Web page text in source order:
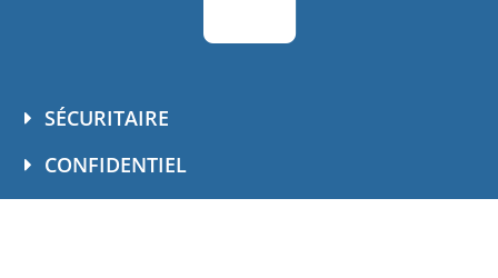
SÉCURITAIRE
CONFIDENTIEL